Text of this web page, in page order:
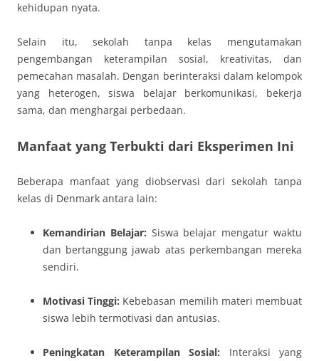
kehidupan nyata.
Selain itu, sekolah tanpa kelas mengutamakan
pengembangan keterampilan sosial, kreativitas, dan
pemecahan masalah. Dengan berinteraksi dalam kelompok
yang heterogen, siswa belajar berkomunikasi, bekerja
sama, dan menghargai perbedaan.
Manfaat yang Terbukti dari Eksperimen Ini
Beberapa manfaat yang diobservasi dari sekolah tanpa
kelas di Denmark antara lain:
Kemandirian Belajar: Siswa belajar mengatur waktu
dan bertanggung jawab atas perkembangan mereka
sendiri.
Motivasi Tinggi: Kebebasan memilih materi membuat
siswa lebih termotivasi dan antusias.
Peningkatan Keterampilan Sosial: Interaksi yang